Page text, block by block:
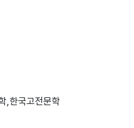
,한국고전문학